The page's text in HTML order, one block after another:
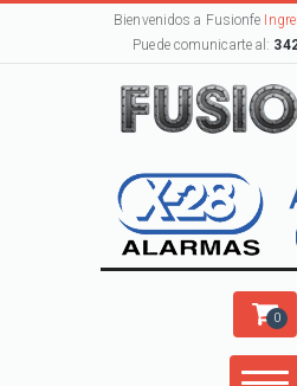
Bienvenidos a Fusionfe
Puede comunicarte al:
0